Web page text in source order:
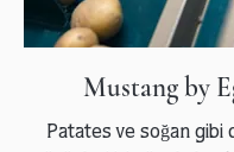
Mustang by
Patates ve soğan gibi